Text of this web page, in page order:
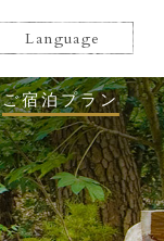
Language
ご宿泊プラン